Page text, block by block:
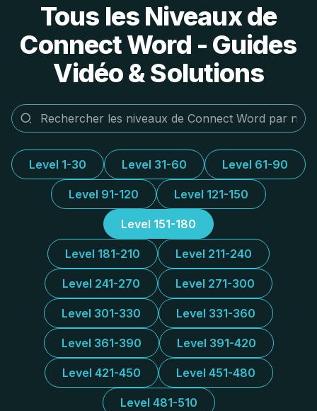
Tous les Niveaux de
Connect Word - Guides
Vidéo & Solutions
Level 1-30 Level 31-60 Level 61-90
Level 91-120 Level 121-150
Level 151-180
Level 181-210 Level 211-240
Level 241-270 Level 271-300
Level 301-330 Level 331-360
Level 361-390 Level 391-420
Level 421-450 Level 451-480
Level 481-510